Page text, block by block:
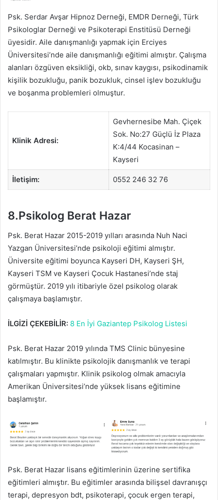
Psk. Serdar Avşar Hipnoz Derneği, EMDR Derneği, Türk
Psikologlar Derneği ve Psikoterapi Enstitüsü Derneği
üyesidir. Aile danışmanlığı yapmak için Erciyes
Üniversitesi’nde aile danışmanlığı eğitimi almıştır. Çalışma
alanları özgüven eksikliği, okb, sınav kaygısı, psikodinamik
kişilik bozukluğu, panik bozukluk, cinsel işlev bozukluğu
ve boşanma problemleri olmuştur.
Klinik Adresi:
Gevhernesibe Mah. Çiçek
Sok. No:27 Güçlü İz Plaza
K:4/44 Kocasinan –
Kayseri
İletişim: 0552 246 32 76
8.Psikolog Berat Hazar
Psk. Berat Hazar 2015-2019 yılları arasında Nuh Naci
Yazgan Üniversitesi’nde psikoloji eğitimi almıştır.
Üniversite eğitimi boyunca Kayseri DH, Kayseri ŞH,
Kayseri TSM ve Kayseri Çocuk Hastanesi’nde staj
görmüştür. 2019 yılı itibariyle özel psikolog olarak
çalışmaya başlamıştır.
İLGİZİ ÇEKEBİLİR: 8 En İyi Gaziantep Psikolog Listesi
Psk. Berat Hazar 2019 yılında TMS Clinic bünyesine
katılmıştır. Bu klinikte psikolojik danışmanlık ve terapi
çalışmaları yapmıştır. Klinik psikolog olmak amacıyla
Amerikan Üniversitesi’nde yüksek lisans eğitimine
başlamıştır.
Psk. Berat Hazar lisans eğitimlerinin üzerine sertifika
eğitimleri almıştır. Bu eğitimler arasında bilişsel davranışçı
terapi, depresyon bdt, psikoterapi, çocuk ergen terapi,